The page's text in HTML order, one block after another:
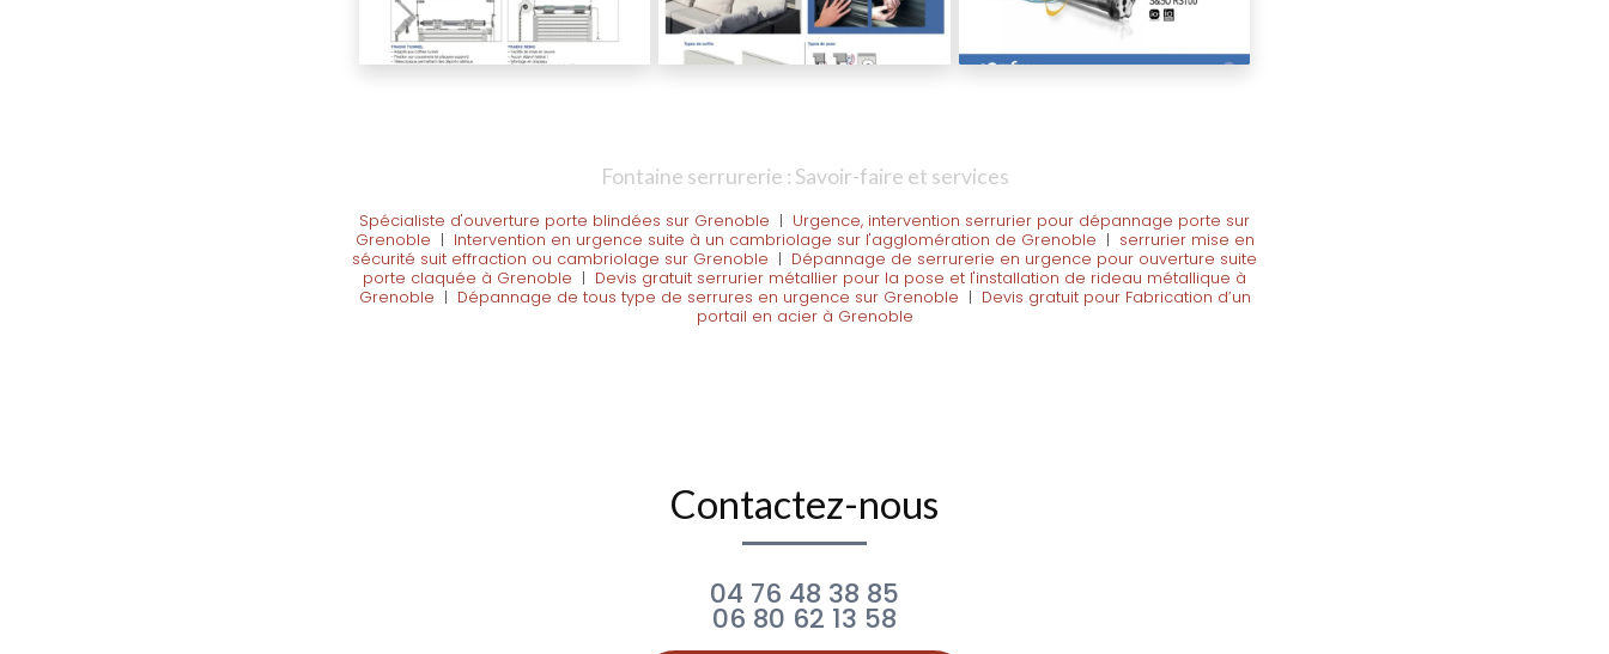
Fontaine serrurerie : Savoir-faire et services
Spécialiste d'ouverture porte blindées sur Grenoble | Urgence, intervention serrurier pour dépannage porte sur
Grenoble | Intervention en urgence suite à un cambriolage sur l'agglomération de Grenoble | serrurier mise en
sécurité suit effraction ou cambriolage sur Grenoble | Dépannage de serrurerie en urgence pour ouverture suite
porte claquée à Grenoble | Devis gratuit serrurier métallier pour la pose et l'installation de rideau métallique à
Grenoble | Dépannage de tous type de serrures en urgence sur Grenoble | Devis gratuit pour Fabrication d’un
portail en acier à Grenoble
Contactez-nous
04 76 48 38 85
06 80 62 13 58